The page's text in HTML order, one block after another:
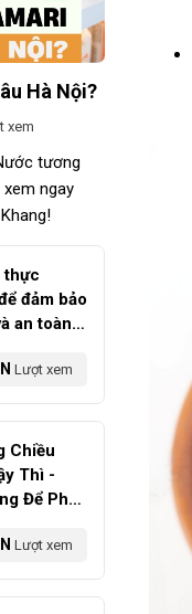
Hà Nội?
xem
tương
ngay
thực
đảm bảo
an toàn
Lượt xem
Chiều
Thì -
Để Phát
Lượt xem